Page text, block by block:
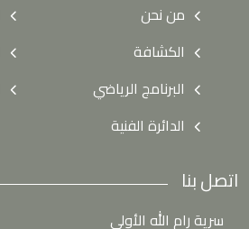
من نحن
الكشافة
البرنامج الرياضي
الدائرة الفنية
اتصل بنا
سرية رام الله الأولى